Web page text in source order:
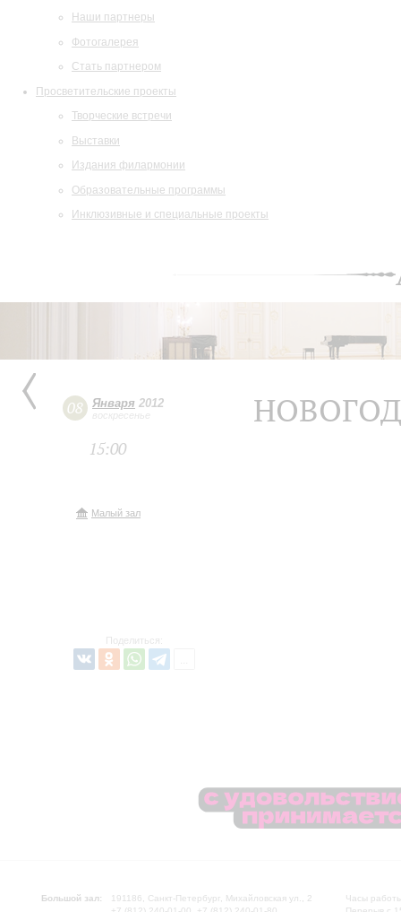
Наши партнеры
Фотогалерея
Стать партнером
Просветительские проекты
Творческие встречи
Выставки
Издания филармонии
Образовательные программы
Инклюзивные и специальные проекты
08 Января 2012
воскресенье
15:00
Малый зал
Поделиться:
Большой зал:
191186, Санкт-Петербург, Михайловская ул., 2
Часы